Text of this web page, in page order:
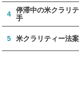
4
停滞中の米クラリ
手
5 米クラリティー法